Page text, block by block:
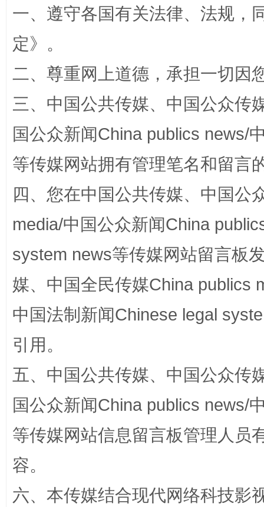
解纷+调解+退费，一次搞定
站台名比不上好声名
漫山遍野的桃花与雪山、麦地、白藏房 除
一、遵守各国有关法律、法规，
定》。
二、尊重网上道德，承担一切因
三、中国公共传媒、中国公众传
国公众新闻China publics news/
等传媒网站拥有管理笔名和留言
四、您在中国公共传媒、中国公
media/中国公众新闻China
system news等传媒网站留言板
媒、中国全民传媒China publics
中国法制新闻Chinese legal
引用。
五、中国公共传媒、中国公众传
国公众新闻China publics news/
等传媒网站信息留言板管理人员
容。
六、本传媒结合现代网络科技影